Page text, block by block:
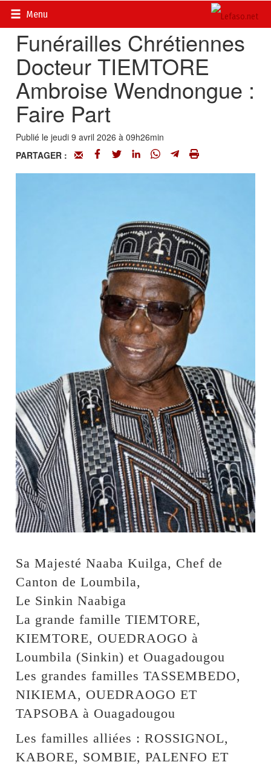
Menu
Accueil>
Funérailles Chrétiennes
Docteur TIEMTORE
Ambroise Wendnongue :
Faire Part
Publié le jeudi 9 avril 2026 à 09h26min
PARTAGER :
Sa Majesté Naaba Kuilga, Chef de
Canton de Loumbila,
Le Sinkin Naabiga
La grande famille TIEMTORE,
KIEMTORE, OUEDRAOGO à
Loumbila (Sinkin) et Ouagadougou
Les grandes familles TASSEMBEDO,
NIKIEMA, OUEDRAOGO ET
TAPSOBA à Ouagadougou
Les familles alliées : ROSSIGNOL,
KABORE, SOMBIE, PALENFO ET